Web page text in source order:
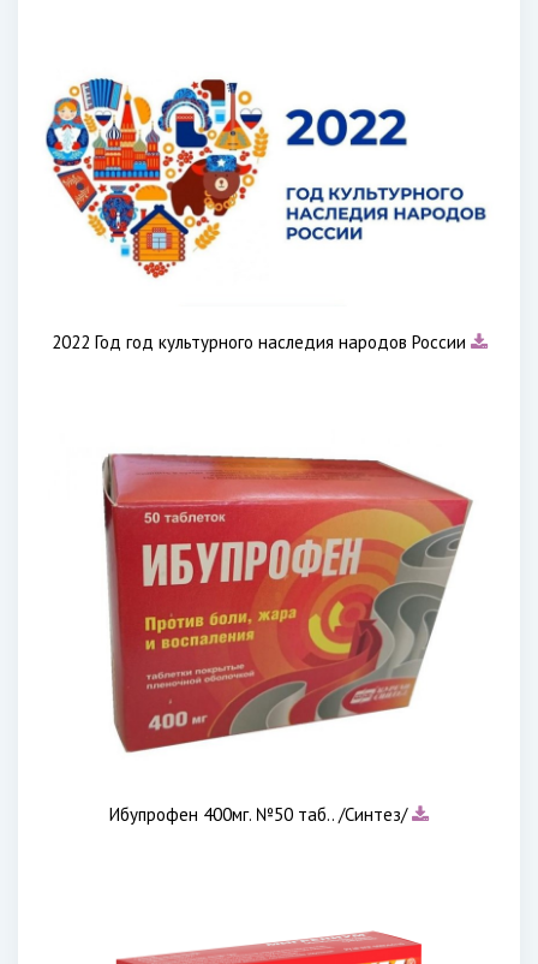
2022 Год год культурного наследия народов России
Ибупрофен 400мг. №50 таб.. /Синтез/